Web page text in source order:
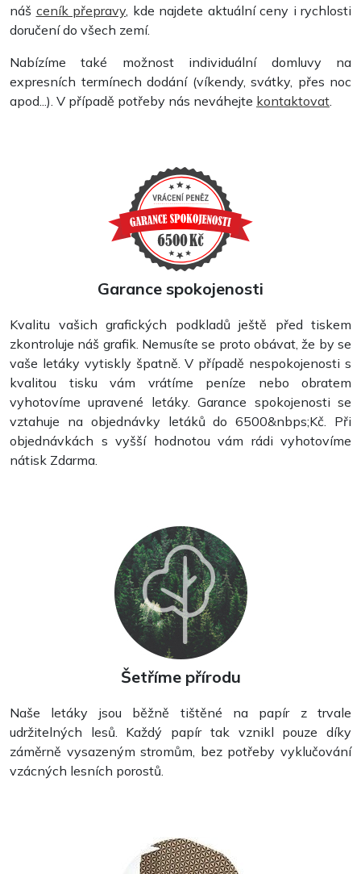
Samolepky
Pohlednice
Kapesní kalendáře
Stolní kalendáře
náš ceník přepravy , kde najdete aktuální ceny i rychlosti
doručení do všech zemí.
Nabízíme také možnost individuální domluvy na
expresních termínech dodání (víkendy, svátky, přes noc
apod...). V případě potřeby nás neváhejte kontaktovat
Garance spokojenosti
Kvalitu vašich grafických podkladů ještě před tiskem
zkontroluje náš grafik. Nemusíte se proto obávat, že by se
vaše letáky vytiskly špatně. V případě nespokojenosti s
kvalitou tisku vám vrátíme peníze nebo obratem
vyhotovíme upravené letáky. Garance spokojenosti se
vztahuje na objednávky letáků do 6500&nbps;Kč. Při
objednávkách s vyšší hodnotou vám rádi vyhotovíme
nátisk Zdarma.
Šetříme přírodu
Naše letáky jsou běžně tištěné na papír z trvale
udržitelných lesů. Každý papír tak vznikl pouze díky
záměrně vysazeným stromům, bez potřeby vyklučování
vzácných lesních porostů.